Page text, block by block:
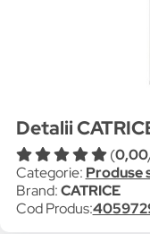
Detalii
(0,00
Categorie: Produse
Brand:CATRICE
Cod Produs: